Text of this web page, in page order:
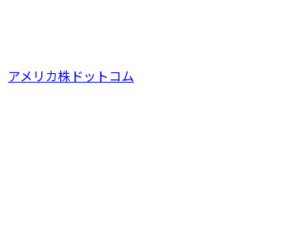
アメリカ株ドットコム